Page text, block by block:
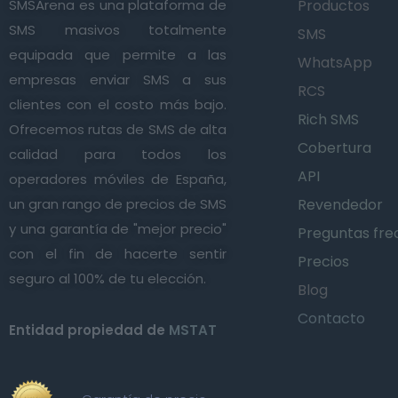
SMSArena es una plataforma de
SMS masivos totalmente
equipada que permite a las
empresas enviar SMS a sus
clientes con el costo más bajo.
Ofrecemos rutas de SMS de alta
calidad para todos los
operadores móviles de España,
un gran rango de precios de SMS
y una garantía de "mejor precio"
con el fin de hacerte sentir
seguro al 100% de tu elección.
Entidad propiedad de MSTAT
Productos
SMS
WhatsApp
RCS
Rich SMS
Cobertura
API
Revendedor
Preguntas
Precios
Blog
Contacto